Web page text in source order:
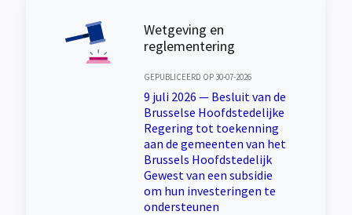
Wetgeving en
reglementering
GEPUBLICEERD OP 30-07-2026
9 juli 2026 — Besluit van de
Brusselse Hoofdstedelijke
Regering tot toekenning
aan de gemeenten van het
Brussels Hoofdstedelijk
Gewest van een subsidie
om hun investeringen te
ondersteunen